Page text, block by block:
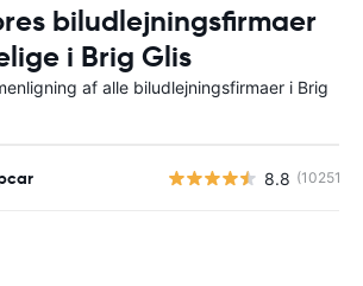
biludlejningsfirmaer
i Brig Glis
af alle biludlejningsfirmaer i Brig
8.8 (10251)